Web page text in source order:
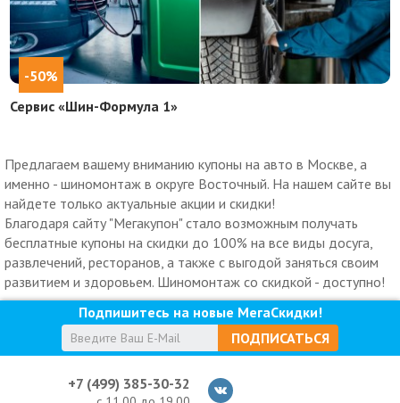
-50%
Сервис «Шин-Формула 1»
Предлагаем вашему вниманию купоны на авто в Москве, а
именно - шиномонтаж в округе Восточный. На нашем сайте вы
найдете только актуальные акции и скидки!
Благодаря сайту "Мегакупон" стало возможным получать
бесплатные купоны на скидки до 100% на все виды досуга,
развлечений, ресторанов, а также с выгодой заняться своим
развитием и здоровьем. Шиномонтаж со скидкой - доступно!
Подпишитесь на новые МегаСкидки!
ПОДПИСАТЬСЯ
+7 (499) 385-30-32